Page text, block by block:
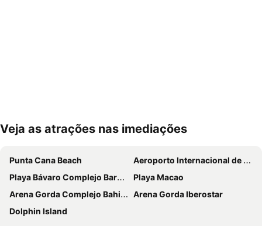
Ampliar mapa
Veja as atrações nas imediações
Punta Cana Beach
Aeroporto Internacional de Punta Cana
Playa Bávaro Complejo Barceló Bávaro
Playa Macao
Arena Gorda Complejo Bahia Principe Bavaro
Arena Gorda Iberostar
Dolphin Island